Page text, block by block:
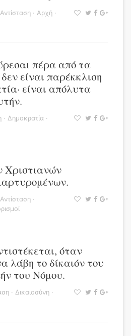
Αντίσταση · Αρχή ·
πέρα από τα
είναι παρέκκλιση
είναι απόλυτα
· Δημοκρατία ·
Αντίσταση ·
όταν
λάβη το δίκαιόν του
του Νόμου.
· Δικαιοσύνη ·